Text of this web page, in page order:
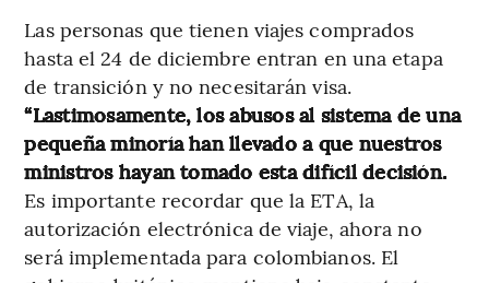
Las personas que tienen viajes comprados
hasta el 24 de diciembre entran en una etapa
de transición y no necesitarán visa.
“Lastimosamente, los abusos al sistema de una
pequeña minoría han llevado a que nuestros
ministros hayan tomado esta difícil decisión.
Es importante recordar que la ETA, la
autorización electrónica de viaje, ahora no
será implementada para colombianos. El